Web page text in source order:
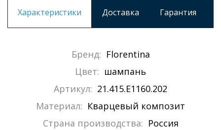
Характеристики Доставка Гарантия
Бренд: Florentina
Цвет: шампань
Артикул: 21.415.E1160.202
Материал: Кварцевый композит
Страна производства: Россия